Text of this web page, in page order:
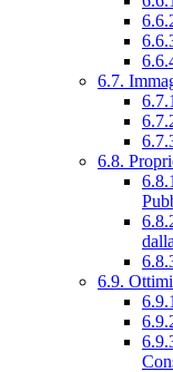
6.7.
6.8.
6.9.